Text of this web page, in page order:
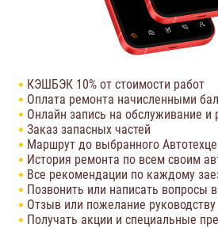
КЭШБЭК 10% от стоимости работ
Оплата ремонта начисленными
Онлайн запись на обслуживание и
Заказ запасных частей
Маршрут до выбранного
История ремонта по всем своим
Все рекомендации по каждому
Позвонить или написать вопросы
Отзыв или пожелание руководству
Получать акции и специальные